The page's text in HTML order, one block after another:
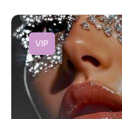
VIP